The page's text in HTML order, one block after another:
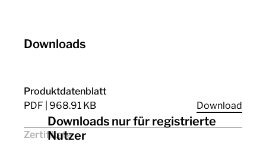
Downloads
Produktdatenblatt
PDF | 968.91 KB
Download
Zertifikate
Downloads nur für registrierte
Nutzer